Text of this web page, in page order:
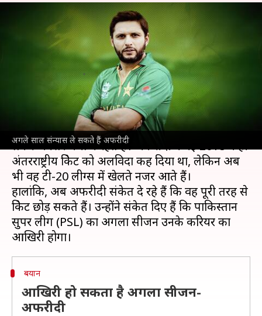
अगले साल संन्यास ले सकते हैं अफरीदी
PSL के अगले सीजन के बाद
फाइनली क्रिकेट को अलविदा कह
सकते हैं अफरीदी
Neeraj Pandey Aug 31, 2021 05:30 pm
पाकिस्तानी क्रिकेटर शाहिद अफरीदी अपने संन्यास को
लेकर अक्सर चर्चा में रहते हैं। अफरीदी ने मई 2018 में ही
अंतरराष्ट्रीय क्रिकेट को अलविदा कह दिया था, लेकिन अब
भी वह टी-20 लीग्स में खेलते नजर आते हैं।
हालांकि, अब अफरीदी संकेत दे रहे हैं कि वह पूरी तरह से
क्रिकेट छोड़ सकते हैं। उन्होंने संकेत दिए हैं कि पाकिस्तान
सुपर लीग (PSL) का अगला सीजन उनके करियर का
बयान
आखिरी हो सकता है अगला सीजन-
अफरीदी